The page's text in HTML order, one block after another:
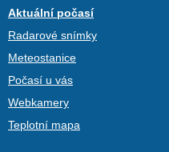
Aktuální počasí
Radarové snímky
Meteostanice
Počasí u vás
Webkamery
Teplotní mapa